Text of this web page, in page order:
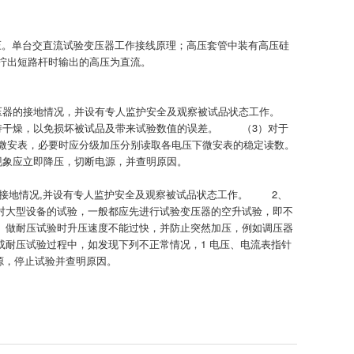
单台交直流试验变压器工作接线原理；高压套管中装有高压硅
短路杆时输出的高压为直流。
的接地情况，并设有专人监护安全及观察被试品状态工作。
干燥，以免损坏被试品及带来试验数值的误差。 （3）对于
表，必要时应分级加压分别读取各电压下微安表的稳定读数。
立即降压，切断电源，并查明原因。
地情况,并设有专人监护安全及观察被试品状态工作。 2、
设备的试验，一般都应先进行试验变压器的空升试验，即不
压试验时升压速度不能过快，并防止突然加压，例如调压器
试验过程中，如发现下列不正常情况，1 电压、电流表指针
停止试验并查明原因。